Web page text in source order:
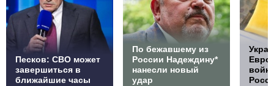
Песков: СВО может
завершиться в
ближайшие часы
По бежавшему из
России Надеждину*
нанесли новый
удар